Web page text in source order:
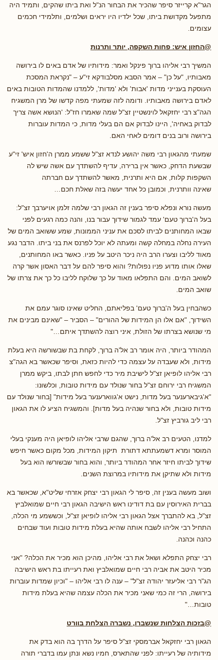
הגר"א קרייזר סיפר שהכיר את הבחור הנ"ל ואת ביתו שהקים, ותמיד היה
מתפעל מקדושת ביתו, שכל ילדיו היו יראים ושלמים, ותלמידי חכמים
עצומים.
@החזון איש: פחות השקפה, יותר ותרנות
המשיך רבי אליהו ברוך פינקל ואמר: מידותיו של אדם באים לו בירושה
מאבותיו, "על כן" – אמר הסבא מסלבודקא זי"ע – "נקראת המסכת
העוסקת בענייני מדות 'אבות' ולא 'מדות', ללמדנו שהמדות הטובות באים
לאדם בירושה מאבותיו. ודומה לזה שמעתי מפה קדשו של מרן המשגיח
הגה"צ רבי יחזקאל לוינשטיין זצ"ל שמה שאמרו חז"ל: 'הנושא אשה צריך
לבדוק באחיה', היינו לבדוק אם הם בעלי מדות, כי המדות עוברות
בירושה ורוב בנים דומים לאחי האם.
שמעתי מהגאון רבי משה יהושע לנדא זצ"ל ששמע ממרן ה'חזון איש' זי"ע
שבשעת הדחק, כאשר אין ברירה, עדיף להשתדך עם אשה שיש לה
השקפות קלות, אם היא ותרנית, מאשר להשתדך עם חברתה
שאינה וותרנית, וכמובן כל אחד יעשה בזה שאלת חכם…
מעשה נורא ונפלא סיפר בענין זה הגאון רבי שלמה זלמן אויערבך זצ"ל:
בעל ה'ברוך טעם' עמד לגמור שידוך עבור בנו, והנה כמה רגעים לפני
שבאו המחותנים לביתו לסכם את עניני הממונות, שמע ששואב המים של
העירה נחלה במחלה קשה ומעתה לא יוכל לפרנס את בני ביתו. הדבר נגע
מאוד לליבו וצערו הרב היה ניכר היטב על פניו. כאשר באו המחותנים,
שאלו אותו מדוע פניו נפולות? והוא סיפר להם על דבר האסון אשר קרה
לשואב המים. והם התפלאו מאוד על כך שלוקח לליבו כל כך את צרתו של
שואב המים.
כשהבחין בעל ה'ברוך טעם' בפליאתם, החליט שאינו סוגר עמם את
השידוך, "אם אלו הן המידות של ההורים" – הסביר – "שאינם מבינים את
מי שנושא בצרתו של הזולת, איני רוצה להשתדך איתם…"
המהודר ביותר, היה אומר רב אל'ה ברוך, לקחת בת שבשורשה היא בעלת
מידות, ולא שעבדה על עצמה כדי להיות כזאת, וסיפר שכאשר בא הגה"צ
רבי אליהו לופיאן זצ"ל לישיבת מיר כדי לחפש חתן לבתו, ביקש ממרן
המשגיח רבי ירוחם זצ"ל בחור שנולד עם מידות טובות, וכלשונו:
"א'גיבארענער בעל מדות, נישט א'גווארענער בעל מידות" [בחור שנולד עם
מידות טובות, ולא בחור שנהיה בעל מדות]. והמשגיח הציע לו את הגאון
רבי ליב גורביץ זצ"ל.
למדנו, הטעים רב אל'ה ברוך, שהגם שרבי אליהו לופיאן היה מענקי בעלי
המוסר ומרא דשמעתתא דתורת תיקון המידות, מכל מקום כאשר חיפש
שידוך לביתו חיזר אחר המהודר ביותר, והוא בחור שבשורשו הוא בעל
מידות ולא שתיקן את מידותיו במרוצת השנים.
ושוב מעשה בענין זה, סיפר לי הגאון רבי יצחק אזרחי שליט"א, שכאשר בא
בברית האירוסין עם בת דודינו ראש הישיבה הגאון רבי חיים שמואלביץ
זצ"ל, בא להתברך אצל הגאון רבי אליהו לופיאן זצ"ל, וכששמע מי הכלה,
התחיל רבי אליהו לשבח אותה שהיא בעלת מידות טובות ועוד שבחים
כהנה וכהנה.
רבי יצחק התפלא ושאל את רבי אליהו, מהיכן הוא מכיר את הכלה? "אני
מכיר היטב את אביה רבי חיים שמואלביץ ואת רעייתו בת ראש הישיבה
הג"ר רבי אליעזר יהודה זצ"ל" – ענה לו רבי אליהו – "וכיון שמדות עוברות
בירושה, הרי זה כמי שאני מכיר את הכלה עצמה שהיא בעלת מידות
טובות…"
@בזכות הצלחות שנשברו, נשברה הצלחת בוורט
הגאון רבי יחזקאל אברמסקי זצ"ל סיפר על הדרך בה הוא בדק את
מידותיה של רעייתו: לפני שהתארס, חמיו נשא ונתן עמו בדברי תורה